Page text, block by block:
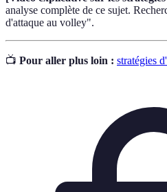
analyse complète de ce sujet.
d'attaque au volley".
📺 Pour aller plus loin : stratégies